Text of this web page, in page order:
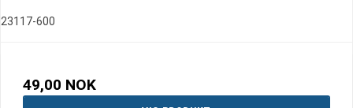
23117-600
49,00 NOK